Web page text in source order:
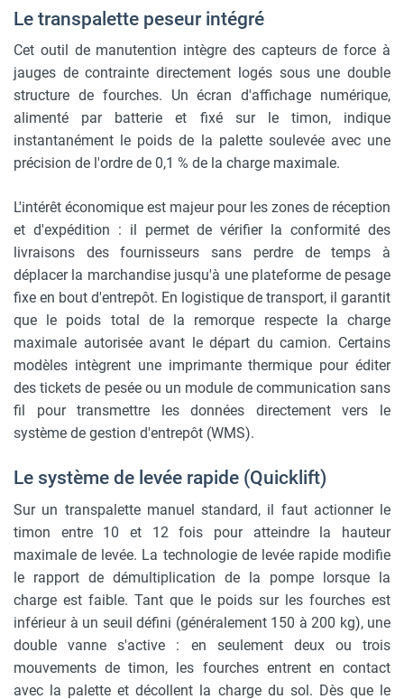
Le transpalette peseur intégré
Cet outil de manutention intègre des capteurs de force à
jauges de contrainte directement logés sous une double
structure de fourches. Un écran d'affichage numérique,
alimenté par batterie et fixé sur le timon, indique
instantanément le poids de la palette soulevée avec une
précision de l'ordre de 0,1 % de la charge maximale.
L'intérêt économique est majeur pour les zones de réception
et d'expédition : il permet de vérifier la conformité des
livraisons des fournisseurs sans perdre de temps à
déplacer la marchandise jusqu'à une plateforme de pesage
fixe en bout d'entrepôt. En logistique de transport, il garantit
que le poids total de la remorque respecte la charge
maximale autorisée avant le départ du camion. Certains
modèles intègrent une imprimante thermique pour éditer
des tickets de pesée ou un module de communication sans
fil pour transmettre les données directement vers le
système de gestion d'entrepôt (WMS).
Le système de levée rapide (Quicklift)
Sur un transpalette manuel standard, il faut actionner le
timon entre 10 et 12 fois pour atteindre la hauteur
maximale de levée. La technologie de levée rapide modifie
le rapport de démultiplication de la pompe lorsque la
charge est faible. Tant que le poids sur les fourches est
inférieur à un seuil défini (généralement 150 à 200 kg), une
double vanne s'active : en seulement deux ou trois
mouvements de timon, les fourches entrent en contact
avec la palette et décollent la charge du sol. Dès que le